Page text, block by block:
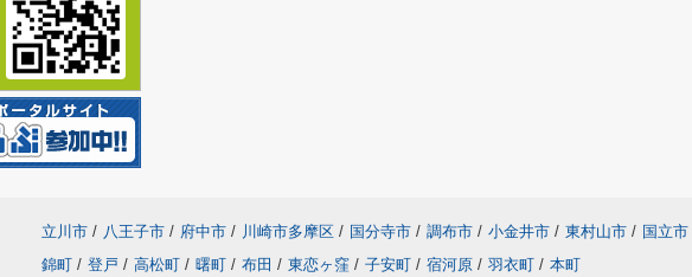
立川市 / 八王子市 / 府中市 / 川崎市多摩区 / 国分寺市 / 調布市 / 小金井市 / 東村山市 / 国立市
錦町 / 登戸 / 高松町 / 曙町 / 布田 / 東恋ヶ窪 / 子安町 / 宿河原 / 羽衣町 / 本町